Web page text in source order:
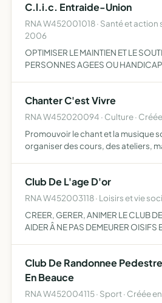
C.l.i.c. Entraide-Union
RNA W452001018 · Santé et action
2006
OPTIMISER LE MAINTIEN ET LE
PERSONNES AGEES OU
DE COORDINATION ET
Chanter C'est Vivre
RNA W452020094 · Culture ·
Promouvoir le chant et la musique
organiser des cours, des ateliers,
fa…
Club De L'age D'or
RNA W452003118 · Loisirs et vie
CREER, GERER, ANIMER LE CLUB
AIDER Â NE PAS DEMEURER OISIFS
PERSONNES
Club De Randonnee
En Beauce
RNA W452004115 · Sport · Créée